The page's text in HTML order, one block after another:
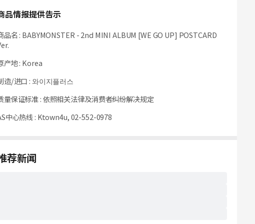
品情报提供告示
品名: BABYMONSTER - 2nd MINI ALBUM [WE GO UP] POSTCARD
产地: Korea
造/进口 : 와이지플러스
量保证标准 :依照相关法律及消费者纠纷解决规定
中心热线 : Ktown4u, 02-552-0978
荐新闻